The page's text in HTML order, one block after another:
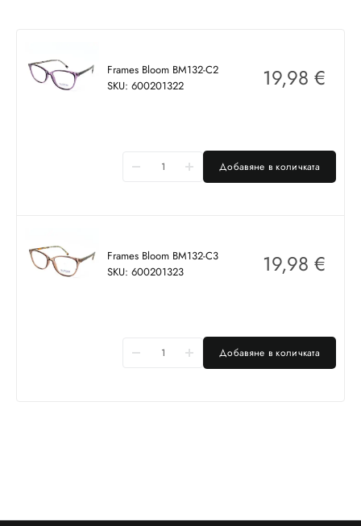
Frames Bloom BM132-C2
SKU: 600201322
19,98 €
Добавяне в количката
Frames Bloom BM132-C3
SKU: 600201323
19,98 €
Добавяне в количката